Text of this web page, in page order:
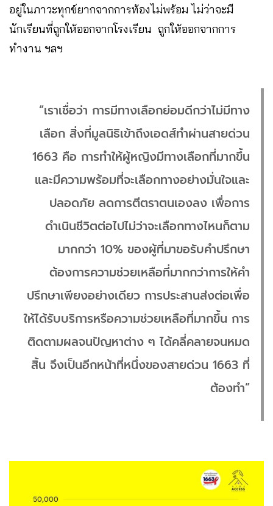
อยู่ในภาวะทุกข์ยากจากการท้องไม่พร้อม ไม่ว่าจะมี
นักเรียนที่ถูกให้ออกจากโรงเรียน ถูกให้ออกจากการ
ทำงาน ฯลฯ
“เราเชื่อว่า การมีทางเลือกย่อมดีกว่าไม่มีทาง
เลือก สิ่งที่มูลนิธิเข้าถึงเอดส์ทำผ่านสายด่วน
1663 คือ การทำให้ผู้หญิงมีทางเลือกที่มากขึ้น
และมีความพร้อมที่จะเลือกทางอย่างมั่นใจและ
ปลอดภัย ลดการตีตราตนเองลง เพื่อการ
ดำเนินชีวิตต่อไปไม่ว่าจะเลือกทางไหนก็ตาม
มากกว่า 10% ของผู้ที่มาขอรับคำปรึกษา
ต้องการความช่วยเหลือที่มากกว่าการให้คำ
ปรึกษาเพียงอย่างเดียว การประสานส่งต่อเพื่อ
ให้ได้รับบริการหรือความช่วยเหลือที่มากขึ้น การ
ติดตามผลจนปัญหาต่าง ๆ ได้คลี่คลายจนหมด
สิ้น จึงเป็นอีกหน้าที่หนึ่งของสายด่วน 1663 ที่
ต้องทำ”